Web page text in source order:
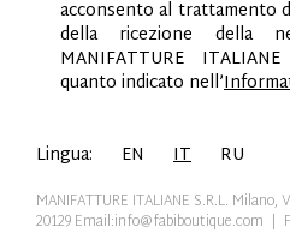
YouTube
LinkedIn
acconsento al trattamento
della ricezione della
MANIFATTURE
quanto indicato nell’
Lingua: EN IT RU
MANIFATTURE ITALIANE S.R.L.
20129Email:info@fabiboutique.com |